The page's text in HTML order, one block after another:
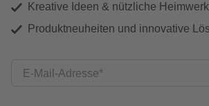
Kreative Ideen & nützliche
Produktneuheiten und innovative
E-Mail-Adresse